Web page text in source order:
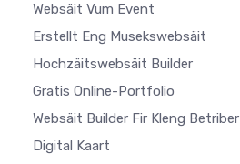
Websäit Vum Event
Erstellt Eng Musekswebsäit
Hochzäitswebsäit Builder
Gratis Online-Portfolio
Websäit Builder Fir Kleng Betriber
Digital Kaart